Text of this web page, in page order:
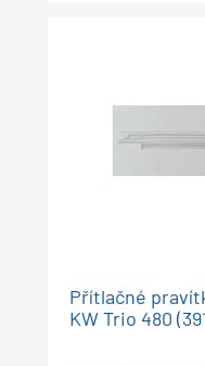
Přítlačné
KW Trio 480